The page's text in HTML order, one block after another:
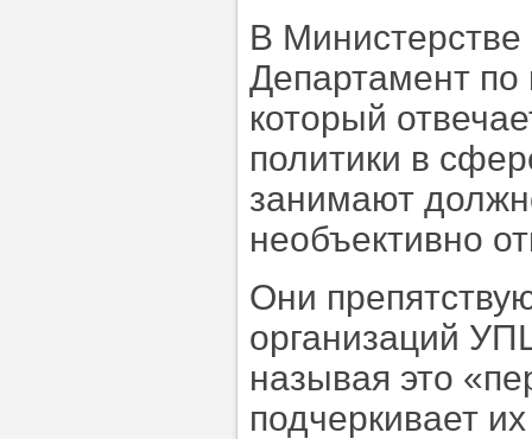
В
Департамент по
который
политики в
занимают
необъективно
Они
организаций
называя это
подчеркивает